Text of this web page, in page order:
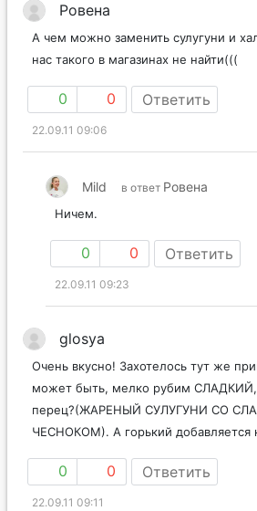
Ровена
А чем можно заменить сулугуни и
нас такого в магазинах не найти(((
0 0 Ответить
22.09.11 09:06
Mild в ответ Ровена
Ничем.
0 0 Ответить
22.09.11 09:23
glosya
Очень вкусно! Захотелось тут же
может быть, мелко рубим СЛАДКИЙ,
перец?(ЖАРЕНЫЙ СУЛУГУНИ СО
ЧЕСНОКОМ). А горький добавляется
0 0 Ответить
22.09.11 09:11